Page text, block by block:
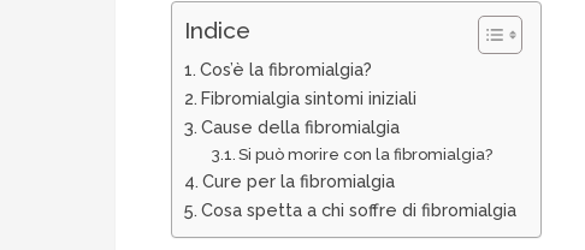
Indice
Cos’è la fibromialgia?
Fibromialgia sintomi iniziali
Cause della fibromialgia
Si può morire con la fibromialgia?
Cure per la fibromialgia
Cosa spetta a chi soffre di fibromialgia